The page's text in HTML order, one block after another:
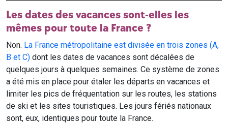
Les dates des vacances sont-elles les
mêmes pour toute la France ?
Non. La France métropolitaine est divisée en trois zones (A,
B et C) dont les dates de vacances sont décalées de
quelques jours à quelques semaines. Ce système de zones
a été mis en place pour étaler les départs en vacances et
limiter les pics de fréquentation sur les routes, les stations
de ski et les sites touristiques. Les jours fériés nationaux
sont, eux, identiques pour toute la France.